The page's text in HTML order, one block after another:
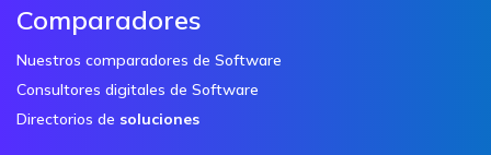
Comparadores
Nuestros comparadores de Software
Consultores digitales de Software
Directorios de soluciones